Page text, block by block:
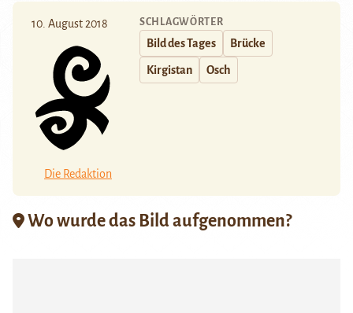
10. August 2018
Die Redaktion
SCHLAGWÖRTER
Bild des Tages Brücke
Kirgistan Osch
Wo wurde das Bild aufgenommen?